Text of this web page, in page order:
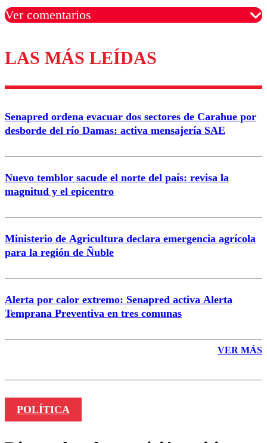
Ver comentarios
Los comentarios son moderados para garantizar un
diálogo respetuoso.
Nombre
Correo
LAS MÁS LEÍDAS
Senapred ordena evacuar dos sectores de Carahue por
desborde del río Damas: activa mensajería SAE
Nuevo temblor sacude el norte del país: revisa la
magnitud y el epicentro
Ministerio de Agricultura declara emergencia agrícola
para la región de Ñuble
Alerta por calor extremo: Senapred activa Alerta
Temprana Preventiva en tres comunas
VER MÁS
POLÍTICA